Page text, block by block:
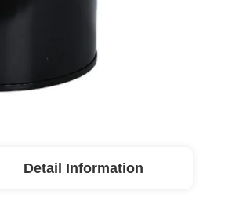
Detail Information